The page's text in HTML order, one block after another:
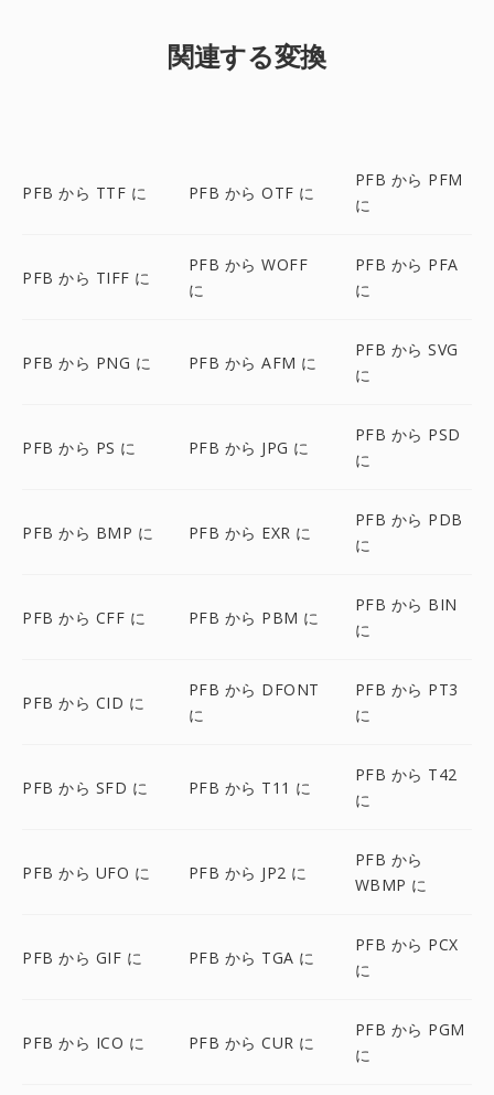
関連する変換
PFB から TTF に PFB から OTF に
PFB から PFM
に
PFB から TIFF に
PFB から WOFF
に
PFB から PFA
に
PFB から PNG に PFB から AFM に
PFB から SVG
に
PFB から PS に PFB から JPG に
PFB から PSD
に
PFB から BMP に PFB から EXR に
PFB から PDB
に
PFB から CFF に PFB から PBM に
PFB から BIN
に
PFB から CID に
PFB から DFONT
に
PFB から PT3
に
PFB から SFD に PFB から T11 に
PFB から T42
に
PFB から UFO に PFB から JP2 に
PFB から
WBMP に
PFB から GIF に PFB から TGA に
PFB から PCX
に
PFB から ICO に PFB から CUR に
PFB から PGM
に